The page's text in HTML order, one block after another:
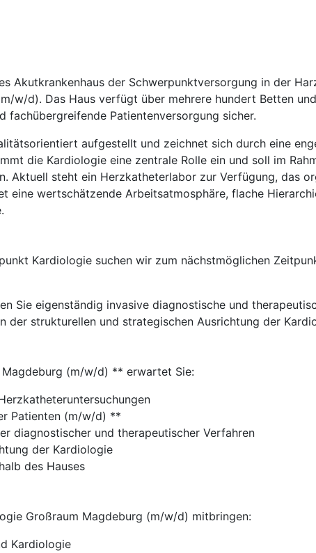
Akutkrankenhaus der Schwerpunktversorgung in der
w/d). Das Haus verfügt über mehrere hundert Betten
fachübergreifende Patientenversorgung sicher.
aufgestellt und zeichnet sich durch eine
die Kardiologie eine zentrale Rolle ein und soll im
Aktuell steht ein Herzkatheterlabor zur Verfügung, das
eine wertschätzende Arbeitsatmosphäre, flache
Kardiologie suchen wir zum nächstmöglichen
Sie eigenständig invasive diagnostische und
der strukturellen und strategischen Ausrichtung der
(m/w/d) ** erwartet Sie:
Patienten (m/w/d) **
diagnostischer und therapeutischer Verfahren
der Kardiologie
des Hauses
Großraum Magdeburg (m/w/d) mitbringen:
Kardiologie